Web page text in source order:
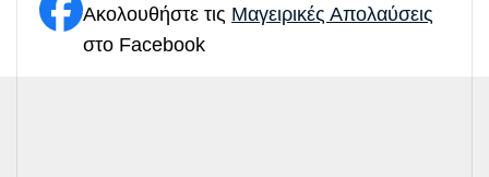
Ακολουθήστε τις Μαγειρικές Απολαύσεις
στο Facebook